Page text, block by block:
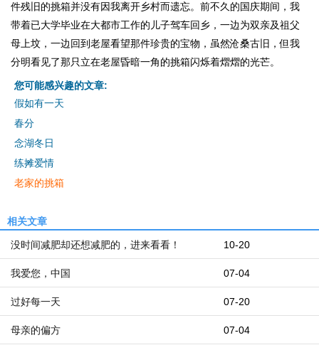
件残旧的挑箱并没有因我离开乡村而遗忘。前不久的国庆期间，我
带着已大学毕业在大都市工作的儿子驾车回乡，一边为双亲及祖父
母上坟，一边回到老屋看望那件珍贵的宝物，虽然沧桑古旧，但我
分明看见了那只立在老屋昏暗一角的挑箱闪烁着熠熠的光芒。
您可能感兴趣的文章:
假如有一天
春分
念湖冬日
练摊爱情
老家的挑箱
相关文章
10-20
没时间减肥却还想减肥的，进来看看！
07-04
我爱您，中国
07-20
过好每一天
07-04
母亲的偏方